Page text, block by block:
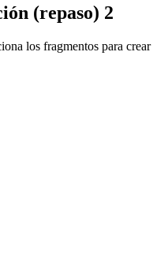
(repaso) 2
los fragmentos para crear